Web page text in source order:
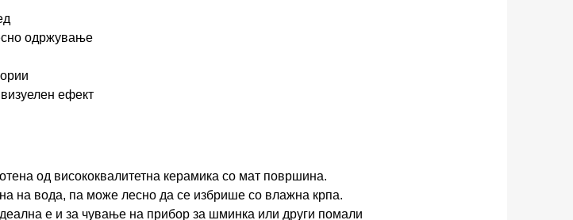
одржување
ефект
од висококвалитетна керамика со мат површина.
на вода, па може лесно да се избрише со влажна крпа.
е и за чување на прибор за шминка или други помали